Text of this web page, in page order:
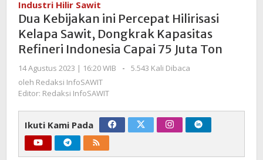
Percepat
Hilirisasi
Kelapa
Sawit,
Dongkrak
Refineri
Capai
Juta
Ton
Industri Hilir Sawit
Dua Kebijakan ini Percepat Hilirisasi
Kelapa Sawit, Dongkrak Kapasitas
Refineri Indonesia Capai 75 Juta Ton
14 Agustus 2023 | 16:20 WIB
oleh
-
5.543 Kali Dibaca
oleh Redaksi InfoSAWIT
Editor: Redaksi InfoSAWIT
Ikuti Kami Pada